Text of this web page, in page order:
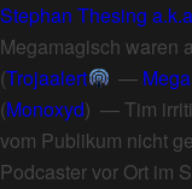
Stephan Thesing
Megamagisch waren
(Trojaalert —
(Monoxyd) —Tim
vom Publikum nicht
Podcaster vor Ort im